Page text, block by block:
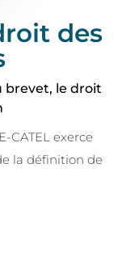
des
brevet, le droit
CATEL exerce
la définition de